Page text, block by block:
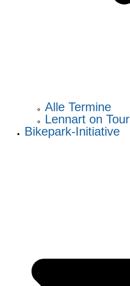
Alle Termine
Lennart on Tour
Bikepark-Initiative